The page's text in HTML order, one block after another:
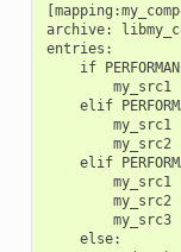
archive:
entries:
if
my_src1
elif
my_src1
my_src2
elif
my_src1
my_src2
my_src3
    else: